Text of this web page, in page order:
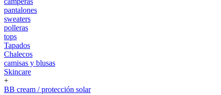
pantalones
sweaters
polleras
tops
Tapados
Chalecos
camisas y blusas
Skincare
+
BB cream / protección solar